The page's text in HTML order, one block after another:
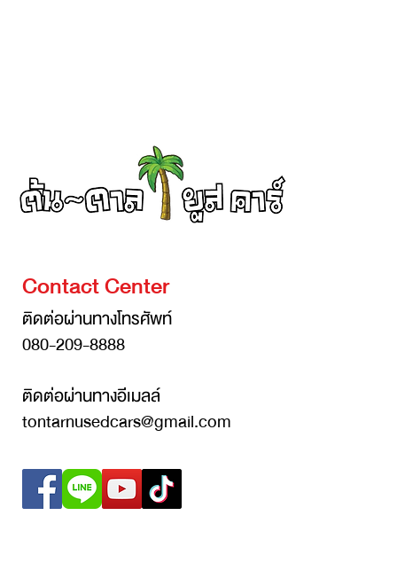
Contact Center
ติดต่อผ่านทางโทรศัพท์
080-209-8888
ติดต่อผ่านทางอีเมลล์
tontarnusedcars@gmail.com